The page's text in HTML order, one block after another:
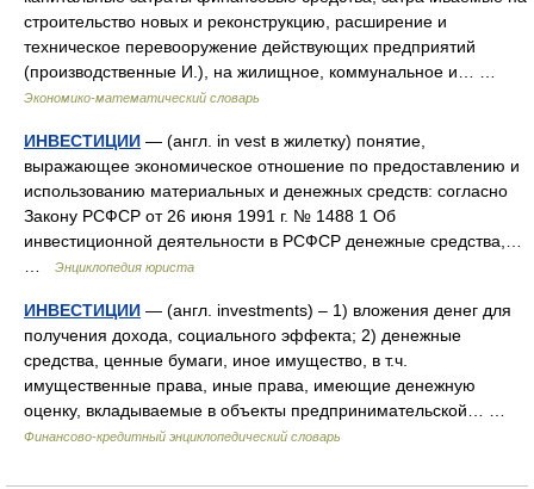
строительство новых и реконструкцию, расширение и
техническое перевооружение действующих предприятий
(производственные И.), на жилищное, коммунальное и… …
Экономико-математический словарь
ИНВЕСТИЦИИ — (англ. in vest в жилетку) понятие,
выражающее экономическое отношение по предоставлению и
использованию материальных и денежных средств: согласно
Закону РСФСР от 26 июня 1991 г. № 1488 1 Об
инвестиционной деятельности в РСФСР денежные средства,…
Энциклопедия юриста
ИНВЕСТИЦИИ — (англ. investments) – 1) вложения денег для
получения дохода, социального эффекта; 2) денежные
средства, ценные бумаги, иное имущество, в т.ч.
имущественные права, иные права, имеющие денежную
оценку, вкладываемые в объекты предпринимательской… …
Финансово-кредитный энциклопедический словарь